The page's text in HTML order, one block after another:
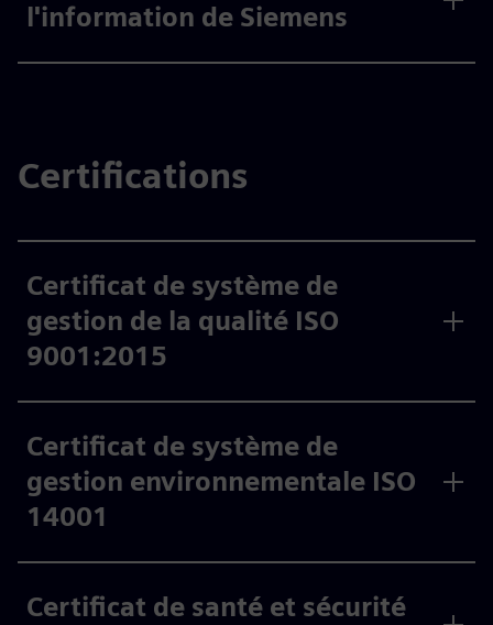
l'information de Siemens
Certifications
Certificat de système de
gestion de la qualité ISO
9001:2015
Certificat de système de
gestion environnementale ISO
14001
Certificat de santé et sécurité